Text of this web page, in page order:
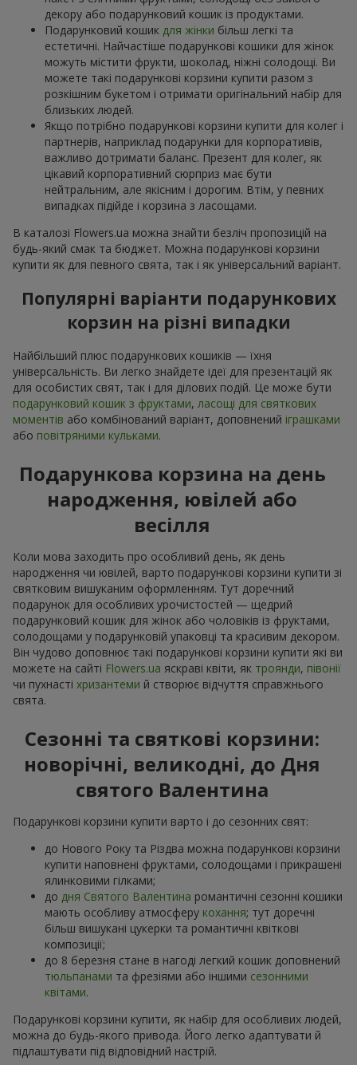
декору або подарунковий кошик із продуктами.
Подарунковий кошик для жінки більш легкі та
естетичні. Найчастіше подарункові кошики для жінок
можуть містити фрукти, шоколад, ніжні солодощі. Ви
можете такі подарункові корзини купити разом з
розкішним букетом і отримати оригінальний набір для
близьких людей.
Якщо потрібно подарункові корзини купити для колег і
партнерів, наприклад подарунки для корпоративів,
важливо дотримати баланс. Презент для колег, як
цікавий корпоративний сюрприз має бути
нейтральним, але якісним і дорогим. Втім, у певних
випадках підійде і корзина з ласощами.
В каталозі Flowers.ua можна знайти безліч пропозицій на
будь-який смак та бюджет. Можна подарункові корзини
купити як для певного свята, так і як універсальний варіант.
Популярні варіанти подарункових
корзин на різні випадки
Найбільший плюс подарункових кошиків — їхня
універсальність. Ви легко знайдете ідеї для презентацій як
для особистих свят, так і для ділових подій. Це може бути
подарунковий кошик з фруктами, ласощі для святкових
моментів або комбінований варіант, доповнений іграшками
або повітряними кульками.
Подарункова корзина на день
народження, ювілей або
весілля
Коли мова заходить про особливий день, як день
народження чи ювілей, варто подарункові корзини купити зі
святковим вишуканим оформленням. Тут доречний
подарунок для особливих урочистостей — щедрий
подарунковий кошик для жінок або чоловіків із фруктами,
солодощами у подарунковій упаковці та красивим декором.
Він чудово доповнює такі подарункові корзини купити які ви
можете на сайті Flowers.ua яскраві квіти, як троянди, півонії
чи пухнасті хризантеми й створює відчуття справжнього
свята.
Сезонні та святкові корзини:
новорічні, великодні, до Дня
святого Валентина
Подарункові корзини купити варто і до сезонних свят:
до Нового Року та Різдва можна подарункові корзини
купити наповнені фруктами, солодощами і прикрашені
ялинковими гілками;
до дня Святого Валентина романтичні сезонні кошики
мають особливу атмосферу кохання; тут доречні
більш вишукані цукерки та романтичні квіткові
композиції;
до 8 березня стане в нагоді легкий кошик доповнений
тюльпанами та фрезіями або іншими сезонними
квітами.
Подарункові корзини купити, як набір для особливих людей,
можна до будь-якого привода. Його легко адаптувати й
підлаштувати під відповідний настрій.